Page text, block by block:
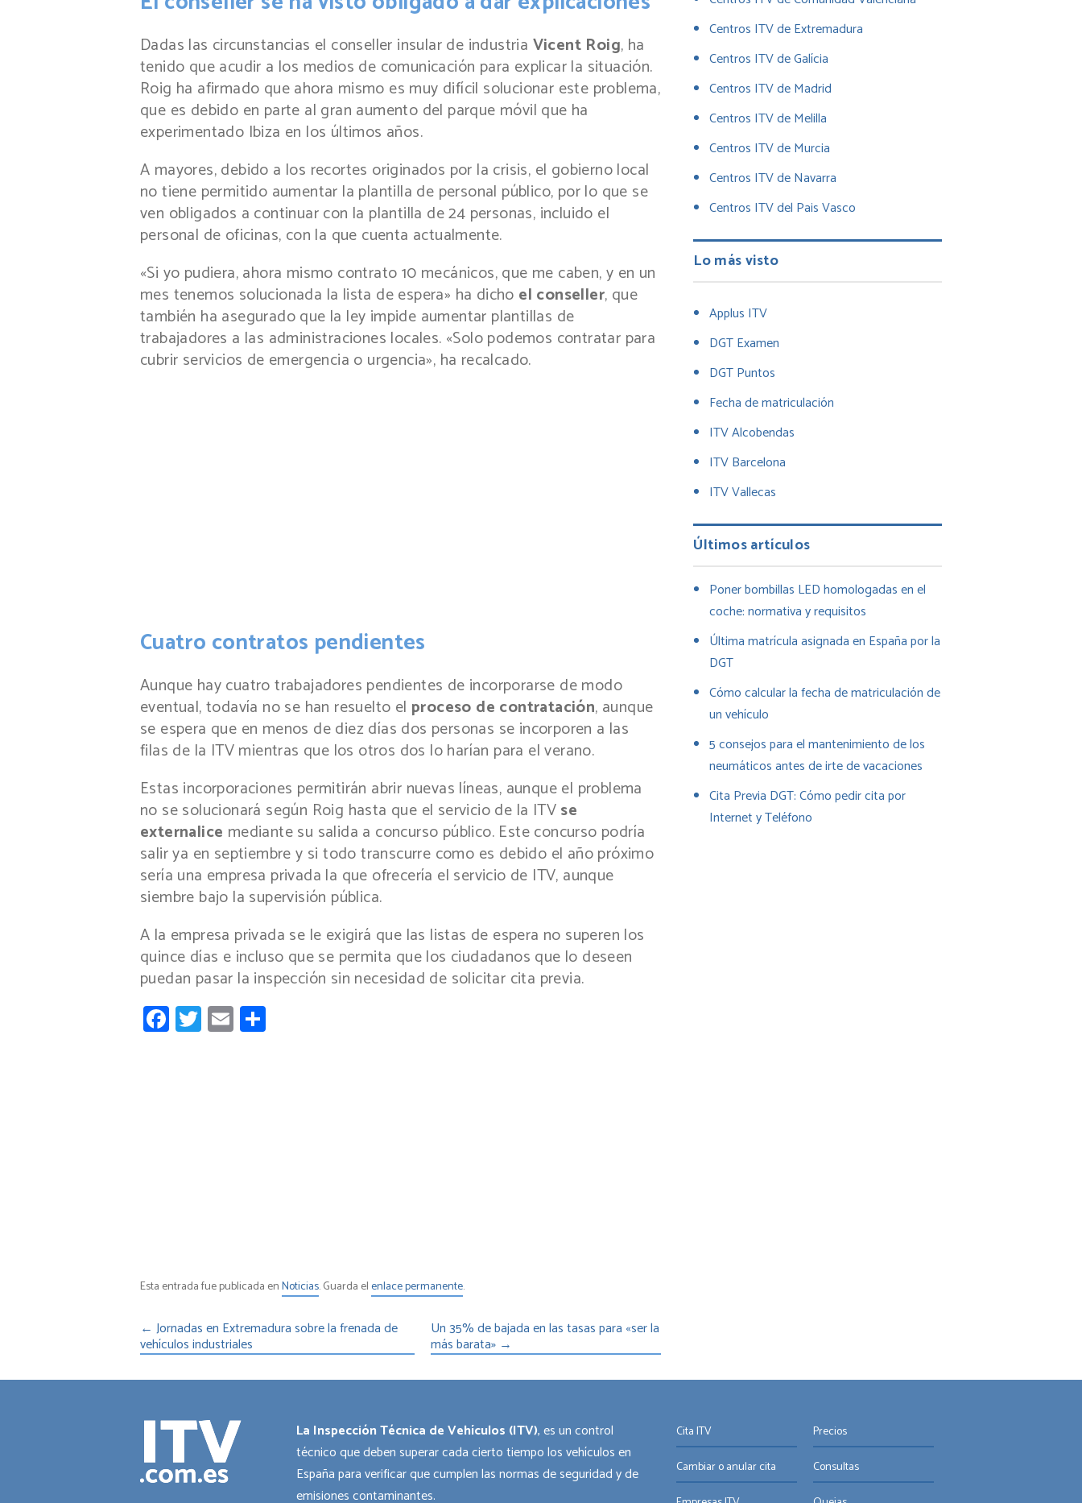
Dadas las circunstancias el conseller insular de industria Vicent Roig, ha
tenido que acudir a los medios de comunicación para explicar la situación.
Roig ha afirmado que ahora mismo es muy difícil solucionar este problema,
que es debido en parte al gran aumento del parque móvil que ha
experimentado Ibiza en los últimos años.
A mayores, debido a los recortes originados por la crisis, el gobierno local
no tiene permitido aumentar la plantilla de personal público, por lo que se
ven obligados a continuar con la plantilla de 24 personas, incluido el
personal de oficinas, con la que cuenta actualmente.
«Si yo pudiera, ahora mismo contrato 10 mecánicos, que me caben, y en un
mes tenemos solucionada la lista de espera» ha dicho el conseller, que
también ha asegurado que la ley impide aumentar plantillas de
trabajadores a las administraciones locales. «Solo podemos contratar para
cubrir servicios de emergencia o urgencia», ha recalcado.
Cuatro contratos pendientes
Aunque hay cuatro trabajadores pendientes de incorporarse de modo
eventual, todavía no se han resuelto el proceso de contratación, aunque
se espera que en menos de diez días dos personas se incorporen a las
filas de la ITV mientras que los otros dos lo harían para el verano.
Estas incorporaciones permitirán abrir nuevas líneas, aunque el problema
no se solucionará según Roig hasta que el servicio de la ITVse
externalice mediante su salida a concurso público. Este concurso podría
salir ya en septiembre y si todo transcurre como es debido el año próximo
sería una empresa privada la que ofrecería el servicio de ITV, aunque
siembre bajo la supervisión pública.
A la empresa privada se le exigirá que las listas de espera no superen los
quince días e incluso que se permita que los ciudadanos que lo deseen
puedan pasar la inspección sin necesidad de solicitar cita previa.
Facebook
Twitter
Email
Esta entrada fue publicada enNoticias. Guarda elenlace permanente.
← Jornadas en Extremadura sobre la frenada de
vehículos industriales
Un 35% de bajada en las tasas para «ser la
más barata» →
Centros ITV de Extremadura
Centros ITV de Galícia
Centros ITV de Madrid
Centros ITV de Melilla
Centros ITV de Murcia
Centros ITV de Navarra
Centros ITV del Pais Vasco
Lo más visto
Applus ITV
DGT Examen
DGT Puntos
Fecha de matriculación
ITV Alcobendas
ITV Barcelona
ITV Vallecas
Últimos artículos
Poner bombillas LED homologadas en el
coche: normativa y requisitos
Última matrícula asignada en España por la
DGT
Cómo calcular la fecha de matriculación de
un vehículo
5 consejos para el mantenimiento de los
neumáticos antes de irte de vacaciones
Cita Previa DGT: Cómo pedir cita por
Internet y Teléfono
La Inspección Técnica de Vehículos (ITV), es un control
técnico que deben superar cada cierto tiempo los vehículos en
España para verificar que cumplen las normas de seguridad y de
emisiones contaminantes.
Cita ITV
Cambiar o anular cita
Precios
Consultas